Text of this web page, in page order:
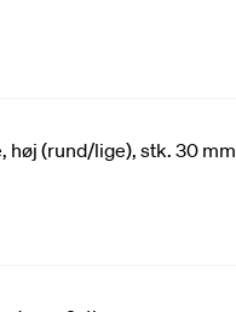
høj (rund/lige), stk. 30 mm